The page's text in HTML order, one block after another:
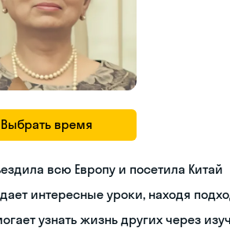
Выбрать время
всю Европу и посетила Китай
интересные уроки, находя
узнать жизнь других через